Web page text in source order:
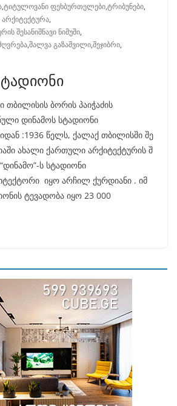
,ტიტულოვანი ფეხბურთელები,ტრიბუნები,
,
შესანიშნავი ნიმუში,
,შალვა გაზაშვილი,შეჯიბრი,
თბილისის ბორის პაიჭაძის
დინამოს სტადიონი
:1936 წელს, ქალაქ თბილისში შე
ახალი ქართული არქიტექტურის შ
“დინამო”-ს სტადიონი
იყო არჩილ ქურდიანი . იმ
ტევადობა იყო 23 000